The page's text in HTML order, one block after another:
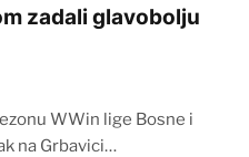
zadali glavobolju
WWin lige Bosne i
na Grbavici…